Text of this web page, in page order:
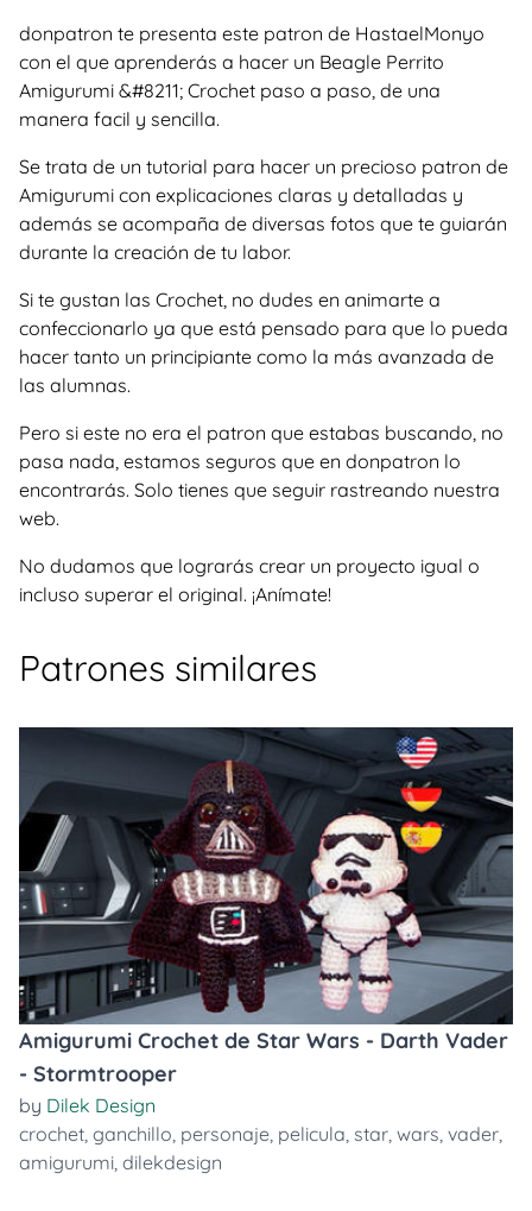
donpatron te presenta este patron de HastaelMonyo
con el que aprenderás a hacer un Beagle Perrito
Amigurumi &#8211; Crochet paso a paso, de una
manera facil y sencilla.
Se trata de un tutorial para hacer un precioso patron de
Amigurumi con explicaciones claras y detalladas y
además se acompaña de diversas fotos que te guiarán
durante la creación de tu labor.
Si te gustan las Crochet, no dudes en animarte a
confeccionarlo ya que está pensado para que lo pueda
hacer tanto un principiante como la más avanzada de
las alumnas.
Pero si este no era el patron que estabas buscando, no
pasa nada, estamos seguros que en donpatron lo
encontrarás. Solo tienes que seguir rastreando nuestra
web.
No dudamos que lograrás crear un proyecto igual o
incluso superar el original. ¡Anímate!
Patrones similares
Amigurumi Crochet de Star Wars - Darth Vader
- Stormtrooper
by Dilek Design
crochet, ganchillo, personaje, pelicula, star, wars, vader,
amigurumi, dilekdesign